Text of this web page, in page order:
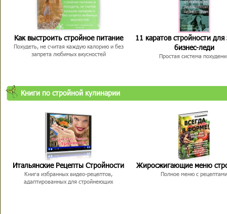
Как выстроить стройное питание
Похудеть, не считая каждую калорию и без
запрета любимых вкусностей
11 каратов стройности для
бизнес-леди
Простая система
Книги по стройной кулинарии
Итальянские Рецепты Стройности
Книга избранных видео-рецептов,
адаптированных для стройнеющих
Жиросжигающие меню
Полное меню с рецептами